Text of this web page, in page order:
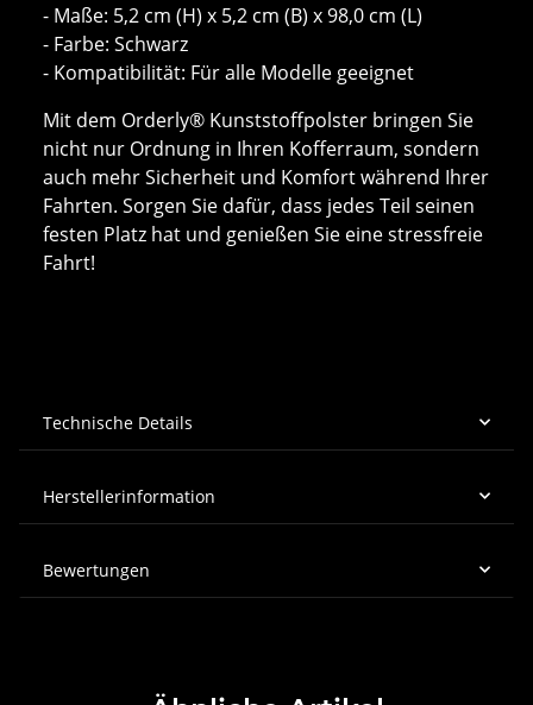
- Maße: 5,2 cm (H) x 5,2 cm (B) x 98,0 cm (L)
- Farbe: Schwarz
- Kompatibilität: Für alle Modelle geeignet
Mit dem Orderly® Kunststoffpolster bringen Sie
nicht nur Ordnung in Ihren Kofferraum, sondern
auch mehr Sicherheit und Komfort während Ihrer
Fahrten. Sorgen Sie dafür, dass jedes Teil seinen
festen Platz hat und genießen Sie eine stressfreie
Fahrt!
Technische Details
Herstellerinformation
Bewertungen